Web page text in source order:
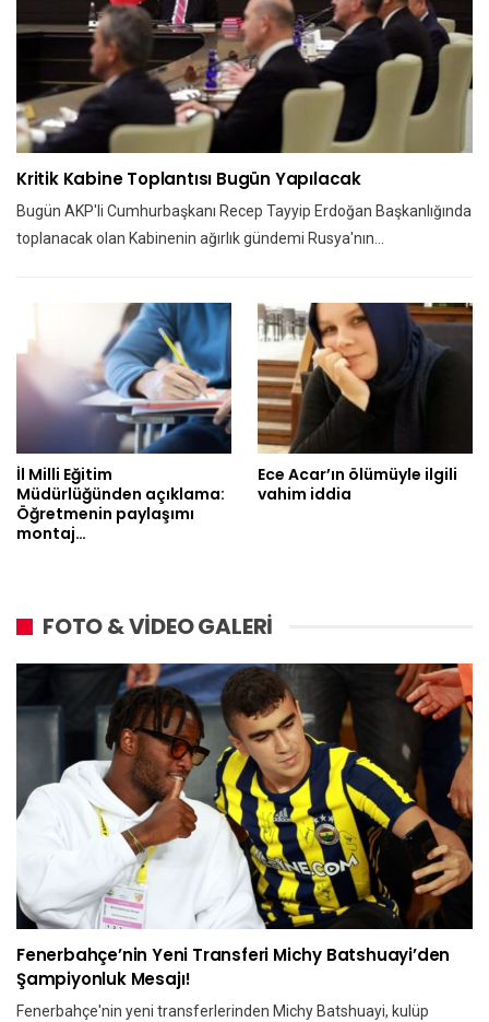
Kritik Kabine Toplantısı Bugün Yapılacak
Bugün AKP'li Cumhurbaşkanı Recep Tayyip Erdoğan Başkanlığında
toplanacak olan Kabinenin ağırlık gündemi Rusya'nın…
İl Milli Eğitim
Müdürlüğünden açıklama:
Öğretmenin paylaşımı
montaj…
Ece Acar’ın ölümüyle ilgili
vahim iddia
FOTO & VİDEO GALERİ
Fenerbahçe’nin Yeni Transferi Michy Batshuayi’den
Şampiyonluk Mesajı!
Fenerbahçe'nin yeni transferlerinden Michy Batshuayi, kulüp